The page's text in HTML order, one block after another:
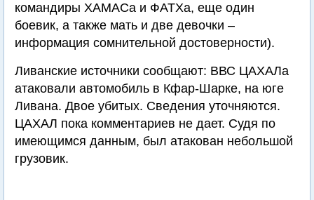
командиры ХАМАСа и ФАТХа, еще один
боевик, а также мать и две девочки –
информация сомнительной достоверности).
Ливанские источники сообщают: ВВС ЦАХАЛа
атаковали автомобиль в Кфар-Шарке, на юге
Ливана. Двое убитых. Сведения уточняются.
ЦАХАЛ пока комментариев не дает. Судя по
имеющимся данным, был атакован небольшой
грузовик.